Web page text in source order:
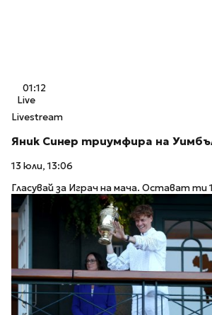
01:12
Live
Livestream
Яник Синер триумфира на
13 юли, 13:06
Гласувай за Играч на мача. Остават ти